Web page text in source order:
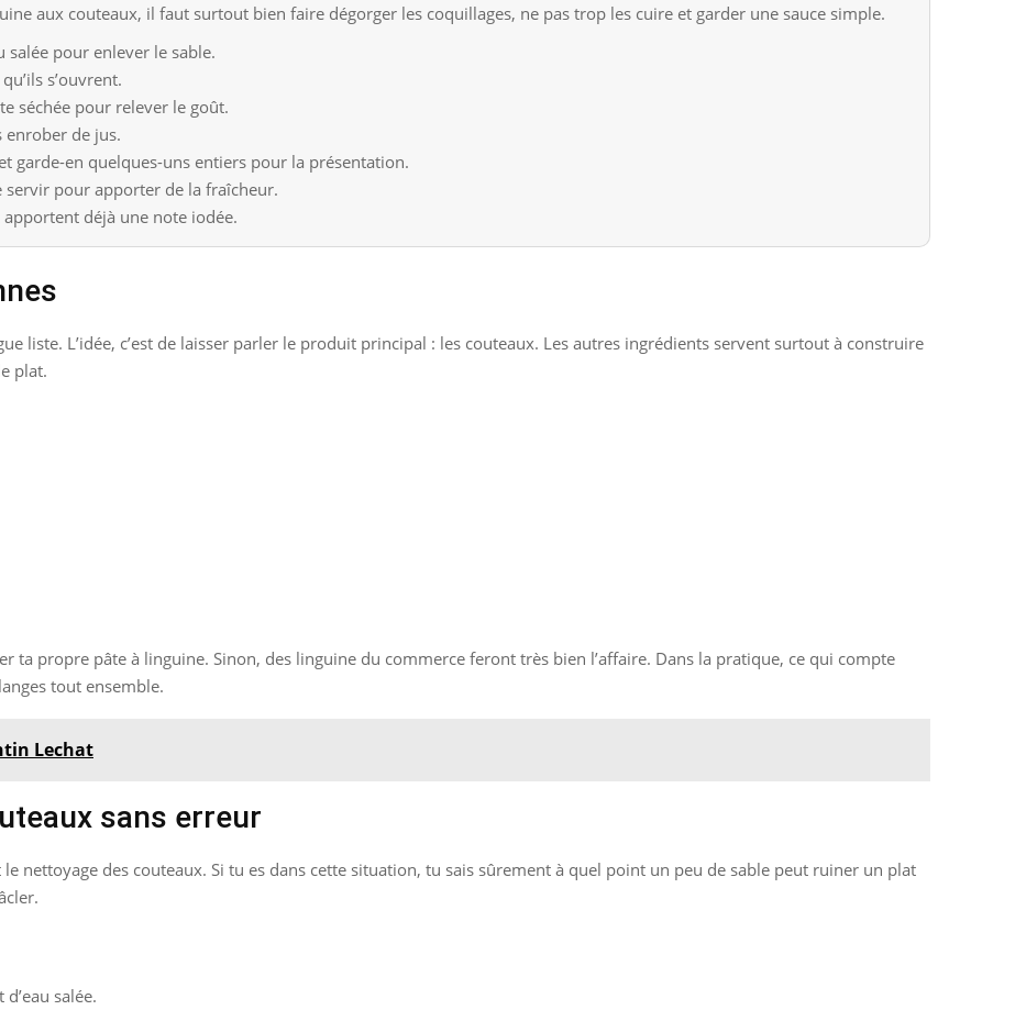
aux couteaux, il faut surtout bien faire dégorger les coquillages, ne pas trop les cuire et garder une sauce simple.
salée pour enlever le sable.
s’ouvrent.
séchée pour relever le goût.
enrober de jus.
garde-en quelques-uns entiers pour la présentation.
servir pour apporter de la fraîcheur.
apportent déjà une note iodée.
liste. L’idée, c’est de laisser parler le produit principal : les couteaux. Les autres ingrédients servent surtout à construire
plat.
ta propre pâte à linguine. Sinon, des linguine du commerce feront très bien l’affaire. Dans la pratique, ce qui compte
tout ensemble.
Lechat
sans erreur
nettoyage des couteaux. Si tu es dans cette situation, tu sais sûrement à quel point un peu de sable peut ruiner un plat
salée.